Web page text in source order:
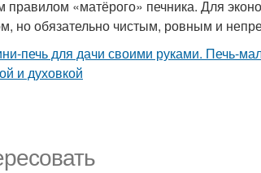
«матёрого» печника. Для
но обязательно чистым, ровным и